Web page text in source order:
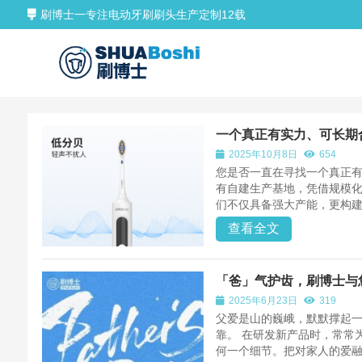
刷博士一专注电动牙刷刷头生产定制12载
一个真正有实力、可长
2025年10月8日 654
您是否一直在寻找一个真正
有自建生产基地，凭借规模
们不仅具备强大产能，更构
查看全文
「爸」气护齿，刷博士
2025年6月23日 319
父爱是山的巍峨，默默撑起
靠。 在研发新产品时，常常
何一个细节。把对家人的爱